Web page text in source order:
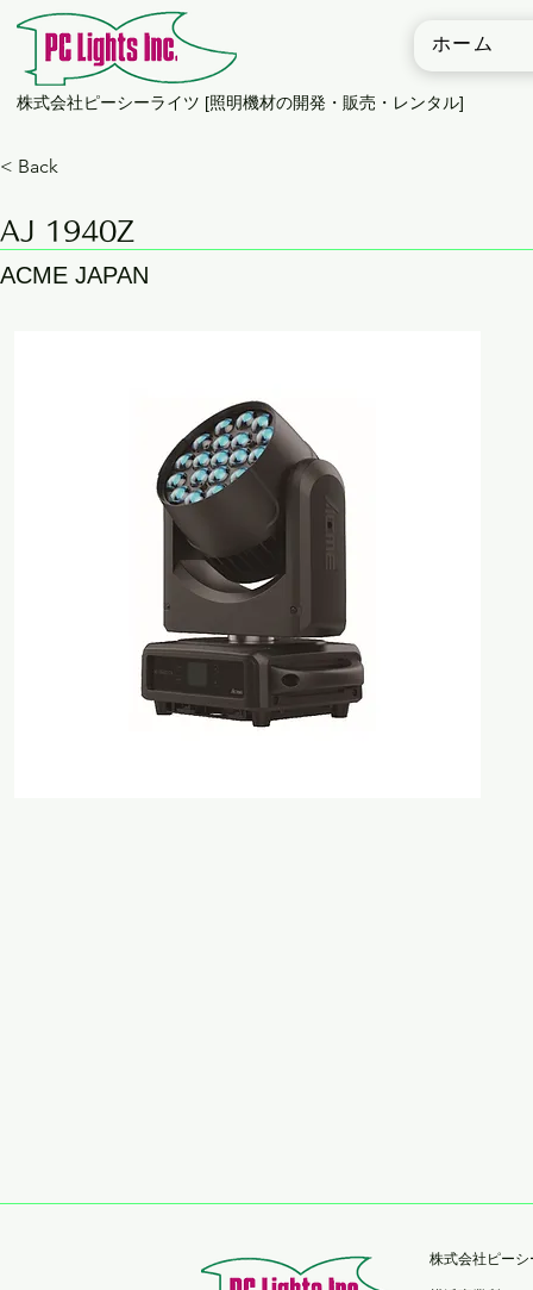
ホーム
​株式会社ピーシーライツ [照明機材の開発・販売・レンタル]
< Back
AJ 1940Z
ACME JAPAN
株式会社ピーシ